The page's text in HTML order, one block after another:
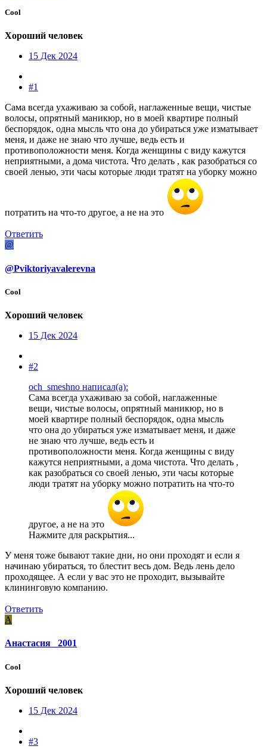
Cool
Хороший человек
15 Дек 2024
#1
Сама всегда ухаживаю за собой, наглаженные вещи, чистые
волосы, опрятный маникюр, но в моей квартире полный
беспорядок, одна мысль что она до убираться уже изматывает
меня, и даже не знаю что лучше, ведь есть и
противоположности меня. Когда женщины с виду кажутся
неприятными, а дома чистота. Что делать , как разобраться со
своей ленью, эти часы которые люди тратят на уборку можно
потратить на что-то другое, а не на это
Ответить
@
@Pviktoriyavalerevna
Cool
Хороший человек
15 Дек 2024
#2
och_smeshno написал(а):
Сама всегда ухаживаю за собой, наглаженные
вещи, чистые волосы, опрятный маникюр, но в
моей квартире полный беспорядок, одна мысль
что она до убираться уже изматывает меня, и даже
не знаю что лучше, ведь есть и
противоположности меня. Когда женщины с виду
кажутся неприятными, а дома чистота. Что делать ,
как разобраться со своей ленью, эти часы которые
люди тратят на уборку можно потратить на что-то
другое, а не на это
Нажмите для раскрытия...
У меня тоже бывают такие дни, но они проходят и если я
начинаю убираться, то блестит весь дом. Ведь лень дело
проходящее. А если у вас это не проходит, вызывайте
клининговую компанию.
Ответить
А
Анастасия _2001
Cool
Хороший человек
15 Дек 2024
#3